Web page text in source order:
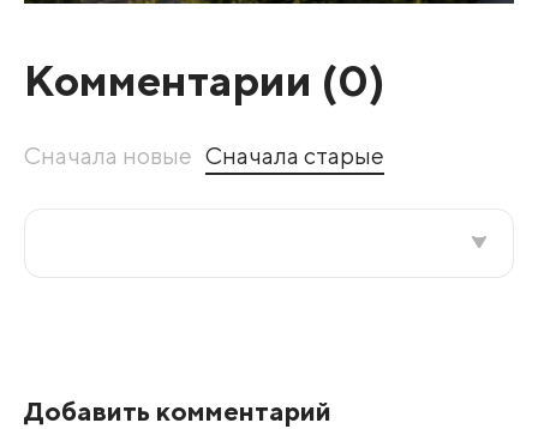
Комментарии (0)
Сначала новые Сначала старые
Добавить комментарий